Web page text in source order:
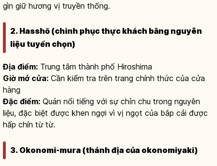
gìn giữ hương vị truyền thống.
2. Hasshō (chinh phục thực khách bằng nguyên
liệu tuyển chọn)
Địa điểm: Trung tâm thành phố Hiroshima
Giờ mở cửa: Cần kiểm tra trên trang chính thức của cửa
hàng
Đặc điểm: Quán nổi tiếng với sự chỉn chu trong nguyên
liệu, đặc biệt được khen ngợi vì vị ngọt của bắp cải được
hấp chín từ từ.
3. Okonomi-mura (thánh địa của okonomiyaki)